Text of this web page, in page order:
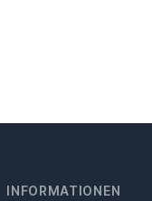
INFORMATIONEN